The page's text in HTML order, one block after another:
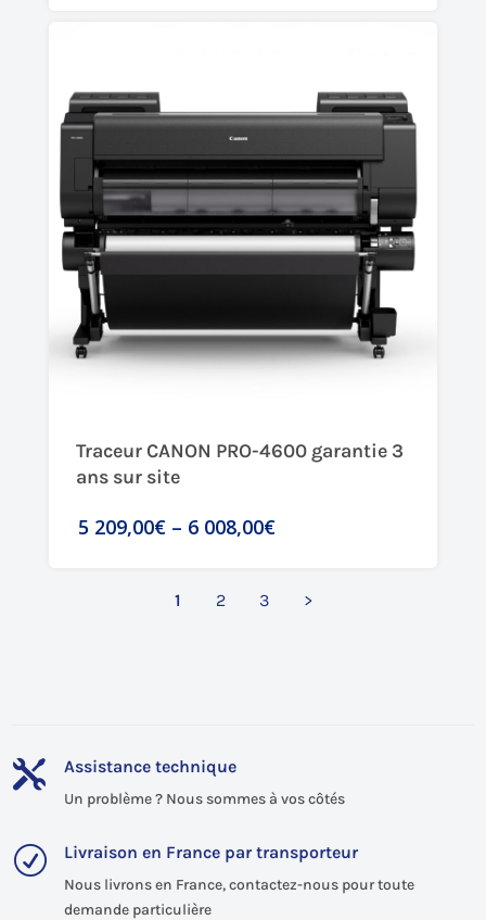
Traceur CANON PRO-4600 garantie 3
ans sur site
5 209,00€ – 6 008,00€
1 2 3 >
 Assistance technique
Un problème ? Nous sommes à vos côtés
R Livraison en France par transporteur
Nous livrons en France, contactez-nous pour toute
demande particulière